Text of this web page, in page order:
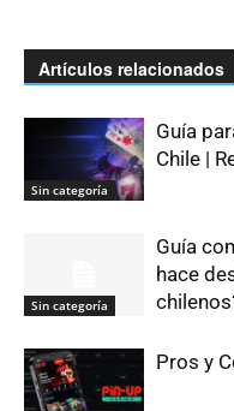
Artículos relacionados
Sin categoría
Guía
Chile |
Sin categoría
Guía
hace
Pros y